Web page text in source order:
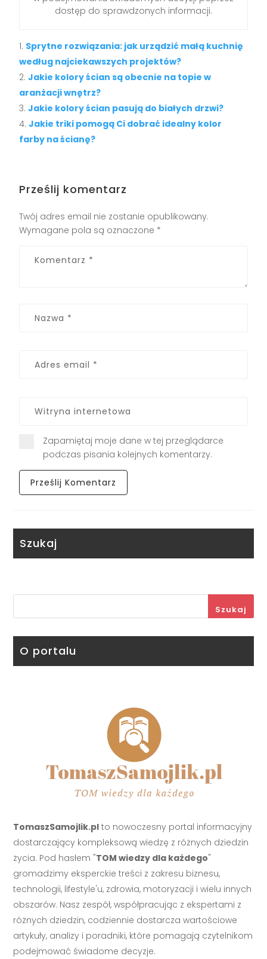
dostęp do sprawdzonych informacji.
Sprytne rozwiązania: jak urządzić małą kuchnię
według najciekawszych projektów?
Jakie kolory ścian są obecnie na topie w
aranżacji wnętrz?
Jakie kolory ścian pasują do białych drzwi?
Jakie triki pomogą Ci dobrać idealny kolor
farby na ścianę?
Prześlij komentarz
Twój adres email nie zostanie opublikowany.
Wymagane pola są oznaczone *
Zapamiętaj moje dane w tej przeglądarce
podczas pisania kolejnych komentarzy.
Szukaj
Szukaj
O portalu
TomaszSamojlik.pl to nowoczesny portal informacyjny
dostarczający kompleksową wiedzę z różnych dziedzin
życia. Pod hasłem "TOM wiedzy dla każdego"
gromadzimy eksperckie treści z zakresu biznesu,
technologii, lifestyle'u, zdrowia, motoryzacji i wielu innych
obszarów. Nasz zespół, współpracując z ekspertami z
różnych dziedzin, codziennie dostarcza wartościowe
artykuły, analizy i poradniki, które pomagają czytelnikom
podejmować świadome decyzje.